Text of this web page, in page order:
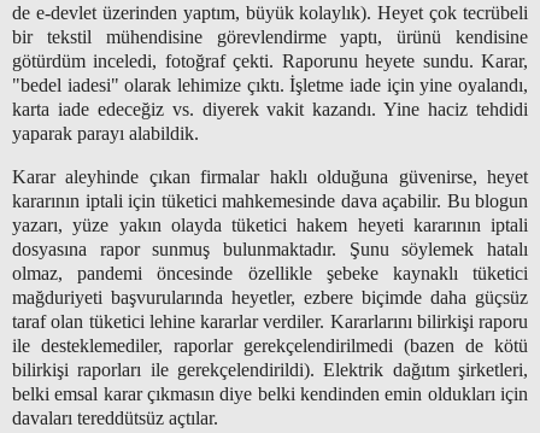
de e-devlet üzerinden yaptım, büyük kolaylık). Heyet çok tecrübeli
bir tekstil mühendisine görevlendirme yaptı, ürünü kendisine
götürdüm inceledi, fotoğraf çekti. Raporunu heyete sundu. Karar,
"bedel iadesi" olarak lehimize çıktı. İşletme iade için yine oyalandı,
karta iade edeceğiz vs. diyerek vakit kazandı. Yine haciz tehdidi
yaparak parayı alabildik.
Karar aleyhinde çıkan firmalar haklı olduğuna güvenirse, heyet
kararının iptali için tüketici mahkemesinde dava açabilir. Bu blogun
yazarı, yüze yakın olayda tüketici hakem heyeti kararının iptali
dosyasına rapor sunmuş bulunmaktadır. Şunu söylemek hatalı
olmaz, pandemi öncesinde özellikle şebeke kaynaklı tüketici
mağduriyeti başvurularında heyetler, ezbere biçimde daha güçsüz
taraf olan tüketici lehine kararlar verdiler. Kararlarını bilirkişi raporu
ile desteklemediler, raporlar gerekçelendirilmedi (bazen de kötü
bilirkişi raporları ile gerekçelendirildi). Elektrik dağıtım şirketleri,
belki emsal karar çıkmasın diye belki kendinden emin oldukları için
davaları tereddütsüz açtılar.